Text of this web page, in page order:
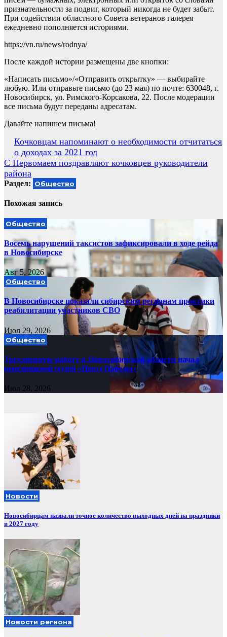
признательности за подвиг, который никогда не будет забыт.
При содействии областного Совета ветеранов галерея
ежедневно пополняется историями.
https://vn.ru/news/rodnya/
После каждой истории размещены две кнопки:
«Написать письмо»/«Отправить открытку» — выбирайте
любую. Или отправьте письмо (до 23 мая) по почте: 630048, г.
Новосибирск, ул. Римского-Корсакова, 22. После модерации
все письма будут переданы адресатам.
Давайте напишем письма!
Навигация
по
записям
Кочковцам напоминают о необходимости отчитаться
о доходах за 2021 год
С Первомаем поздравляют кочковцев руководители
района
Раздел: Общество
Похожая запись
Общество
Восемь нарушений таксистов зафиксировали в ходе рейда
в Новосибирске
Авг 5, 2026
Общество
В Новосибирске показали сибирским регионам практики
реабилитации участников СВО
Июл 29, 2026
Общество
Трехдневную работу в Новосибирской области начал
передвижной музей «Поезд Победы»
Июл 28, 2026
Новости
Новосибирцам назвали точное количество выходных дней на праздники
в 2027 году
Новости региона